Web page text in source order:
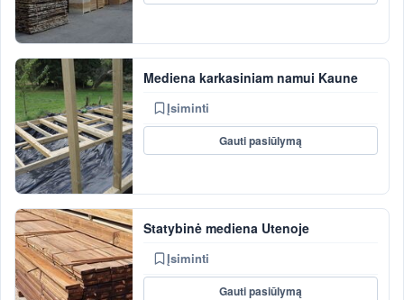
Mediena karkasiniam namui Kaune
Įsiminti
Gauti pasiūlymą
Statybinė mediena Utenoje
Įsiminti
Gauti pasiūlymą